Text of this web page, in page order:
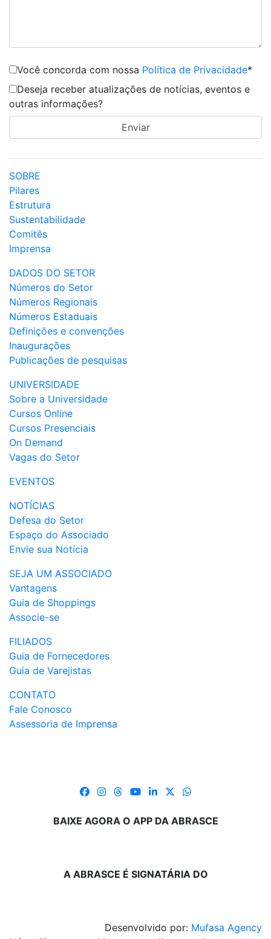
Você concorda com nossa Política de Privacidade*
Deseja receber atualizações de notícias, eventos e
outras informações?
SOBRE
Pilares
Estrutura
Sustentabilidade
Comitês
Imprensa
DADOS DO SETOR
Números do Setor
Números Regionais
Números Estaduais
Definições e convenções
Inaugurações
Publicações de pesquisas
UNIVERSIDADE
Sobre a Universidade
Cursos Online
Cursos Presenciais
On Demand
Vagas do Setor
EVENTOS
NOTÍCIAS
Defesa do Setor
Espaço do Associado
Envie sua Notícia
SEJA UM ASSOCIADO
Vantagens
Guia de Shoppings
Associe-se
FILIADOS
Guia de Fornecedores
Guia de Varejistas
CONTATO
Fale Conosco
Assessoria de Imprensa
BAIXE AGORA O APP DA ABRASCE
A ABRASCE É SIGNATÁRIA DO
Desenvolvido por: Mufasa Agency